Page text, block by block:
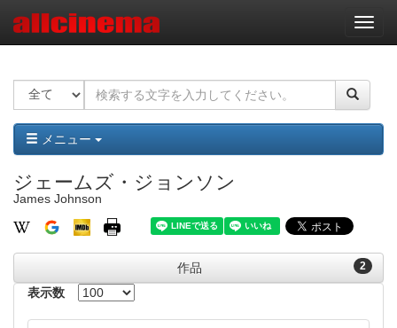
ナ
ビ
ー
ョ
ン
メニュー
ジェームズ・ジョンソン
James Johnson
2
作品
表示数